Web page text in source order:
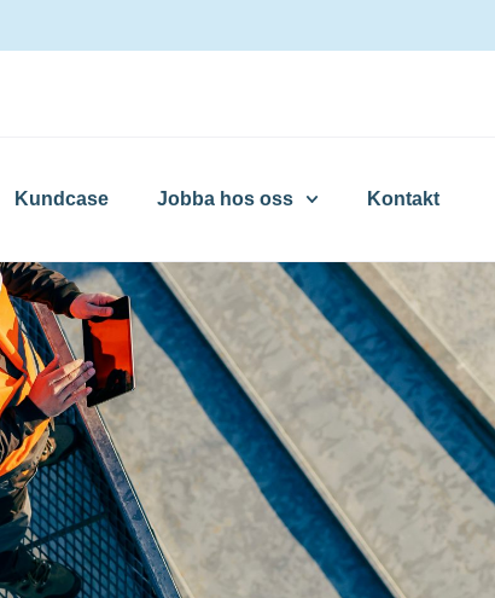
Kundcase Jobba hos oss Kontakt